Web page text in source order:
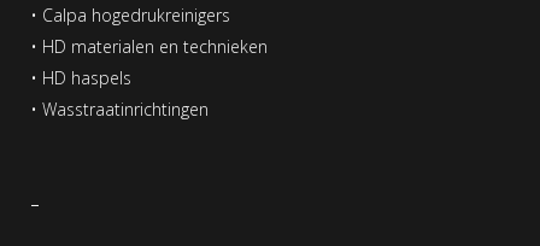
• Calpa hogedrukreinigers
• HD materialen en technieken
• HD haspels
• Wasstraatinrichtingen
–